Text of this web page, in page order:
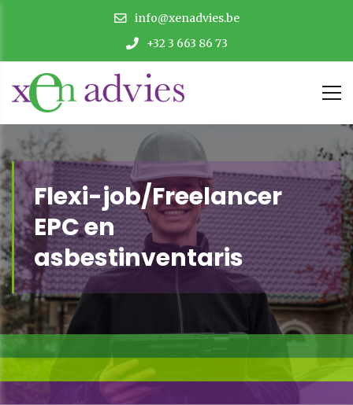
info@xenadvies.be
+32 3 663 86 73
Flexi-job/Freelancer
EPC en
asbestinventaris